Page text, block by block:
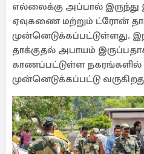
எல்லைக்கு அப்பால்
ஏவுகணை மற்றும் ட்ரோன்
முன்னெடுக்கப்பட்டுள்ளது.
தாக்குதல் அபாயம்
காணப்பட்டுள்ள
முன்னெடுக்கப்பட்டு